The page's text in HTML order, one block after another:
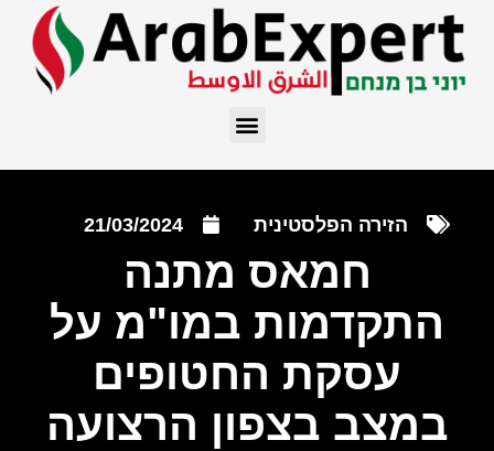
הזירה הפלסטינית 21/03/2024
חמאס מתנה
התקדמות במו"מ על
עסקת החטופים
במצב בצפון הרצועה